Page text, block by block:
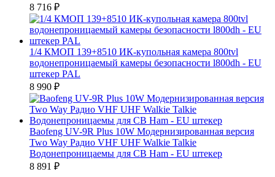
8 716 ₽
1/4 КМОП 139+8510 ИК-купольная камера 800tvl
водонепроницаемый камеры безопасности l800dh - EU
штекер PAL
8 990 ₽
Baofeng UV-9R Plus 10W Модернизированная версия
Two Way Радио VHF UHF Walkie Talkie
Водонепроницаемы для CB Ham - EU штекер
8 891 ₽